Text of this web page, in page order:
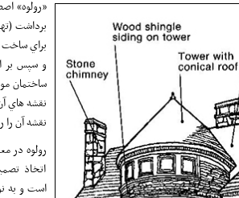
«رولوه»
برداشت
براي ساخت
و سپس بر
ساختمان
نقشه هاي
نقشه آن
رولوه در
اتخاذ
است و به